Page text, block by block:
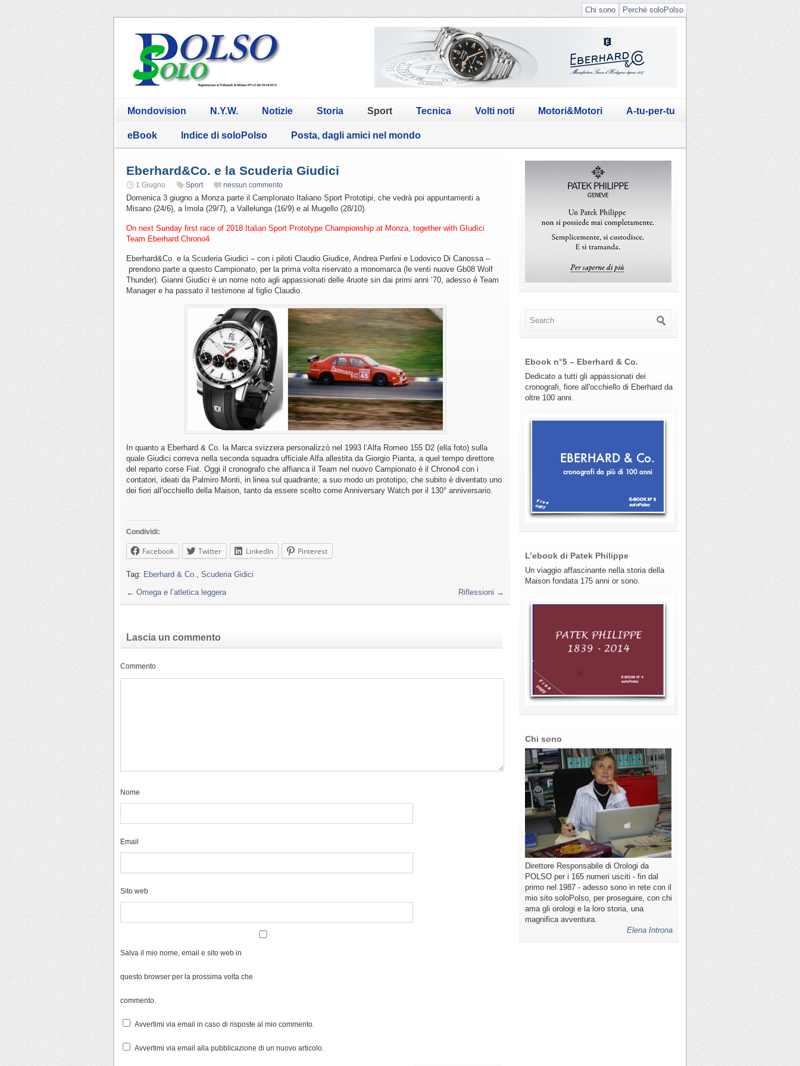
Perché soloPolso
Chi sono
Mondovision N.Y.W. Notizie Storia Sport Tecnica Volti noti Motori&Motori A-tu-per-tu
eBook Indice di soloPolso Posta, dagli amici nel mondo
Eberhard&Co. e la Scuderia Giudici
1 Giugno Sport nessun commento
Domenica 3 giugno a Monza parte il CampIonato Italiano Sport Prototipi, che vedrà poi appuntamenti a
Misano (24/6), a Imola (29/7), a Vallelunga (16/9) e al Mugello (28/10).
On next Sunday first race of 2018 Italian Sport Prototype Championship at Monza, together with GIudìci
Team Eberhard Chrono4.
Eberhard&Co. e la Scuderia Giudici – con i piloti Claudio Giudice, Andrea Perlini e Lodovico Di Canossa –
prendono parte a questo Campionato, per la prima volta riservato a monomarca (le venti nuove Gb08 Wolf
Thunder). Gianni Giudici è un nome noto agli appassionati delle 4ruote sin dai primi anni ’70, adesso è Team
Manager e ha passato il testimone al figlio Claudio.
In quanto a Eberhard & Co. la Marca svizzera personalizzò nel 1993 l’Alfa Romeo 155 D2 (ella foto) sulla
quale Giudici correva nella seconda squadra ufficiale Alfa allestita da Giorgio Pianta, a quel tempo direttore
del reparto corse Fiat. Oggi il cronografo che affianca il Team nel nuovo Campionato è il Chrono4 con i
contatori, ideati da Palmiro Monti, in linea sul quadrante; a suo modo un prototipo, che subito è diventato uno
dei fiori all’occhiello della Maison, tanto da essere scelto come Anniversary Watch per il 130° anniversario.
Condividi:
Facebook Twitter LinkedIn Pinterest
Tag: Eberhard & Co., Scuderia Gidici
← Omega e l’atletica leggera Riflessioni →
Lascia un commento
Commento
Nome
Email
Sito web
Salva il mio nome, email e sito web in
questo browser per la prossima volta che
commento.
Avvertimi via email in caso di risposte al mio commento.
Avvertimi via email alla pubblicazione di un nuovo articolo.
Ebook n°5 – Eberhard & Co.
Dedicato a tutti gli appassionati dei
cronografi, fiore all'occhiello di Eberhard da
oltre 100 anni.
L’ebook di Patek Philippe
Un viaggio affascinante nella storia della
Maison fondata 175 anni or sono.
Chi sono
Direttore Responsabile di Orologi da
POLSO per i 165 numeri usciti - fin dal
primo nel 1987 - adesso sono in rete con il
mio sito soloPolso, per proseguire, con chi
ama gli orologi e la loro storia, una
magnifica avventura.
Elena Introna